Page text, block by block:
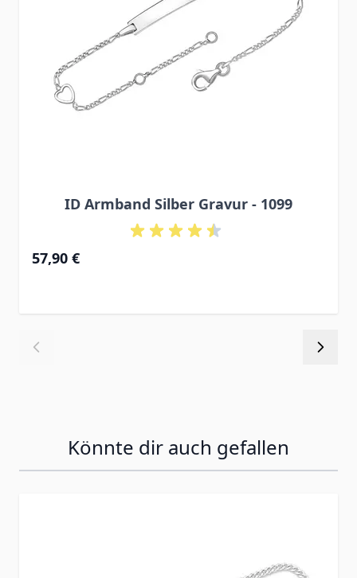
ID Armband Silber Gravur - 1099
Ab
57,90 €
Könnte dir auch gefallen